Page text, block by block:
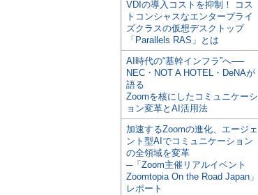
VDIの導入コストを抑制！ コス
トコンシャスなエンタープライ
ズクラスの仮想デスクトップ
「Parallels RAS」とは
AI時代の“基幹インフラ”へ──
NEC・NOT A HOTEL・DeNAが
語る
Zoomを核にしたコミュニケーシ
ョン変革とAI活用法
加速するZoomの進化、エージェ
ント型AIでコミュニケーション
の全領域を変革
─「Zoom主催リアルイベント
Zoomtopia On the Road Japan」
レポート